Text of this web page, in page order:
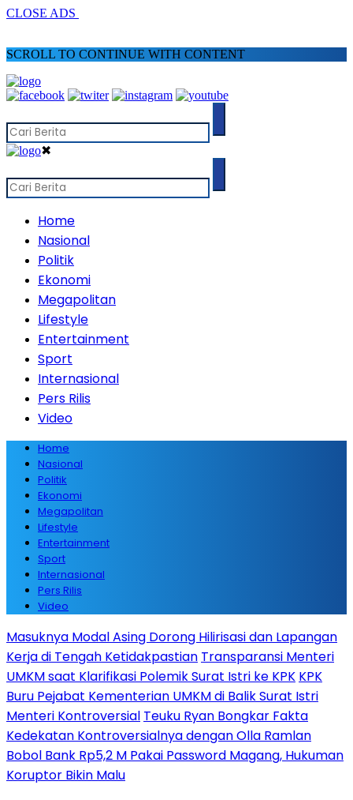
CLOSE ADS
SCROLL TO CONTINUE WITH CONTENT
✖
Home
Nasional
Politik
Ekonomi
Megapolitan
Lifestyle
Entertainment
Sport
Internasional
Pers Rilis
Video
Home
Nasional
Politik
Ekonomi
Megapolitan
Lifestyle
Entertainment
Sport
Internasional
Pers Rilis
Video
Masuknya Modal Asing Dorong Hilirisasi dan Lapangan
Kerja di Tengah Ketidakpastian Transparansi Menteri
UMKM saat Klarifikasi Polemik Surat Istri ke KPK KPK
Buru Pejabat Kementerian UMKM di Balik Surat Istri
Menteri Kontroversial Teuku Ryan Bongkar Fakta
Kedekatan Kontroversialnya dengan Olla Ramlan
Bobol Bank Rp5,2 M Pakai Password Magang, Hukuman
Koruptor Bikin Malu